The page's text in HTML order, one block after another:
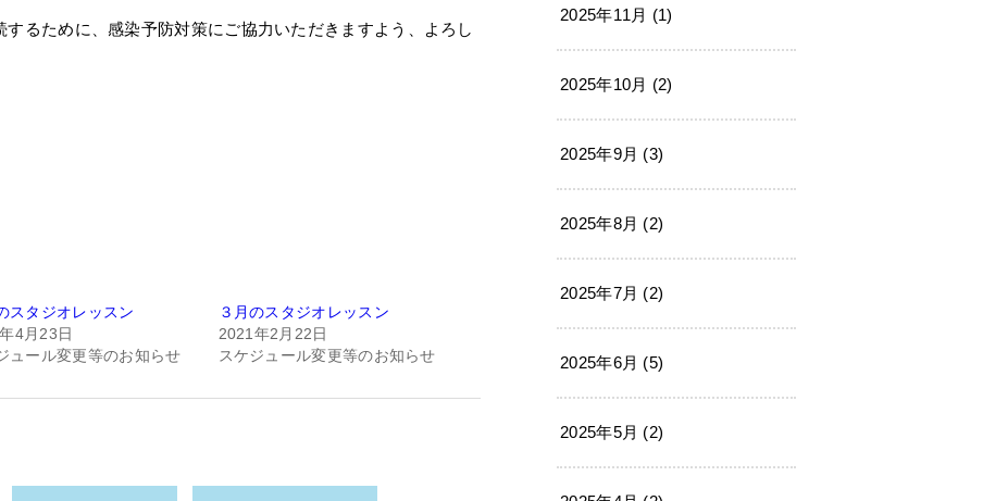
るために、感染予防対策にご協力いただきますよう、よろし
スタジオレッスン
4月23日
ュール変更等のお知らせ
３月のスタジオレッスン
2021年2月22日
スケジュール変更等のお知らせ
2025年11月 (1)
2025年10月 (2)
2025年9月 (3)
2025年8月 (2)
2025年7月 (2)
2025年6月 (5)
2025年5月 (2)